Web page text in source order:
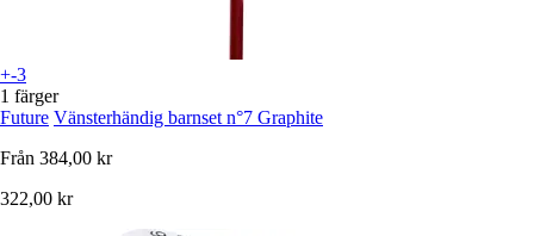
+-3
1 färger
Future Vänsterhändig barnset n°7 Graphite
Från 384,00 kr
322,00 kr